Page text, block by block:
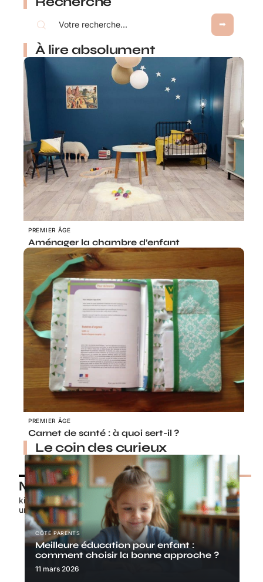
À lire absolument
PREMIER ÂGE
Aménager la chambre d’enfant
PREMIER ÂGE
Carnet de santé : à quoi sert-il ?
Le coin des curieux
CÔTÉ PARENTS
Meilleure éducation pour enfant :
comment choisir la bonne approche ?
11 mars 2026
Nos petits chouchous
kids-promo.fr
unbrindefil.fr